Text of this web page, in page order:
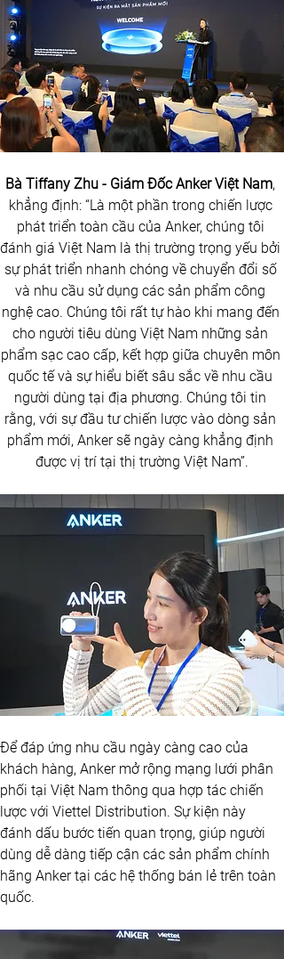
Bà Tiffany Zhu - Giám Đốc Anker Việt Nam,
khẳng định: “Là một phần trong chiến lược
phát triển toàn cầu của Anker, chúng tôi
đánh giá Việt Nam là thị trường trọng yếu bởi
sự phát triển nhanh chóng về chuyển đổi số
và nhu cầu sử dụng các sản phẩm công
nghệ cao. Chúng tôi rất tự hào khi mang đến
cho người tiêu dùng Việt Nam những sản
phẩm sạc cao cấp, kết hợp giữa chuyên môn
quốc tế và sự hiểu biết sâu sắc về nhu cầu
người dùng tại địa phương. Chúng tôi tin
rằng, với sự đầu tư chiến lược vào dòng sản
phẩm mới, Anker sẽ ngày càng khẳng định
được vị trí tại thị trường Việt Nam”.
Để đáp ứng nhu cầu ngày càng cao của
khách hàng, Anker mở rộng mạng lưới phân
phối tại Việt Nam thông qua hợp tác chiến
lược với Viettel Distribution. Sự kiện này
đánh dấu bước tiến quan trọng, giúp người
dùng dễ dàng tiếp cận các sản phẩm chính
hãng Anker tại các hệ thống bán lẻ trên toàn
quốc.